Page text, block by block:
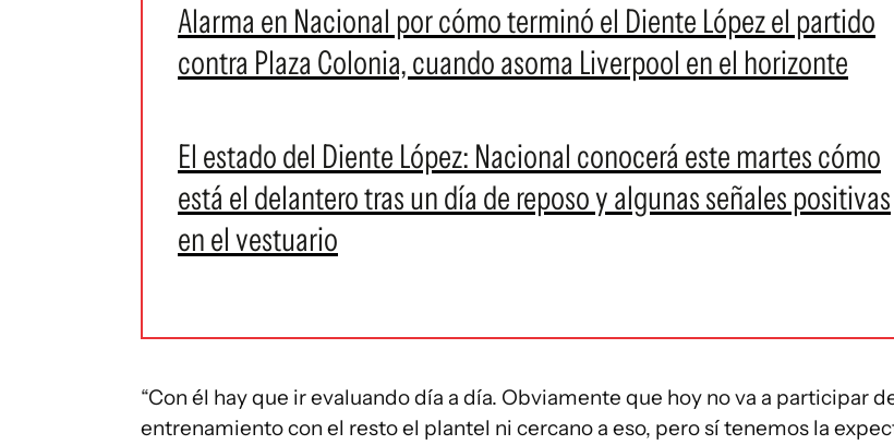
Alarma en Nacional por cómo terminó el Diente López el partido
contra Plaza Colonia, cuando asoma Liverpool en el horizonte
El estado del Diente López: Nacional conocerá este martes cómo
está el delantero tras un día de reposo y algunas señales positivas
en el vestuario
“Con él hay que ir evaluando día a día. Obviamente que hoy no va a participar
entrenamiento con el resto el plantel ni cercano a eso, pero sí tenemos la